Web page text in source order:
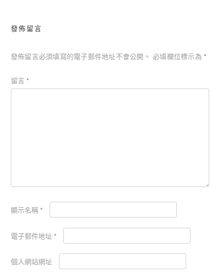
發佈留言
發佈留言必須填寫的電子郵件地址不會公開。 必填欄位標示為*
留言 *
顯示名稱 *
電子郵件地址 *
個人網站網址